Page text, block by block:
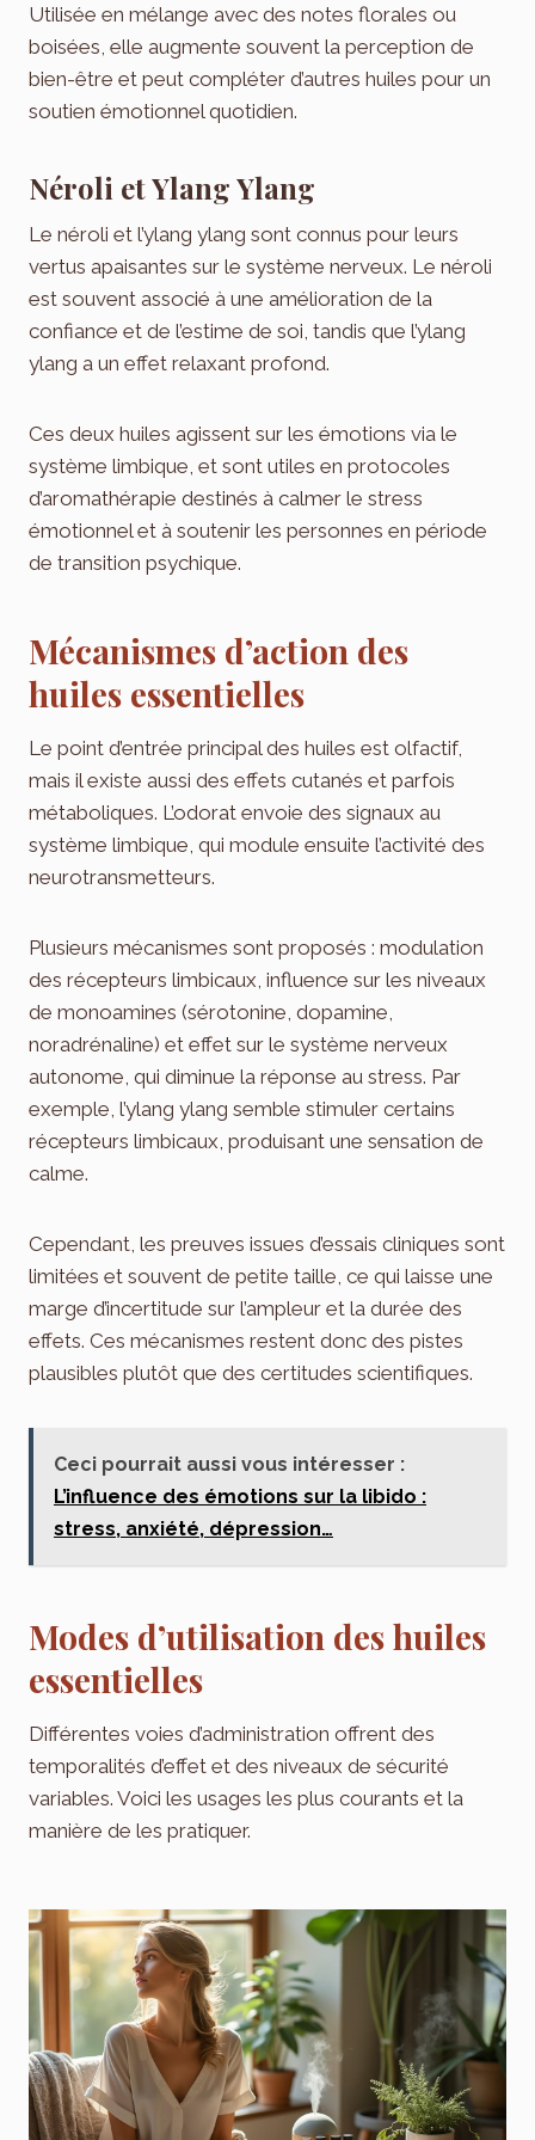
Utilisée en mélange avec des notes florales ou
boisées, elle augmente souvent la perception de
bien-être et peut compléter d’autres huiles pour un
soutien émotionnel quotidien.
Néroli et Ylang Ylang
Le néroli et l’ylang ylang sont connus pour leurs
vertus apaisantes sur le système nerveux. Le néroli
est souvent associé à une amélioration de la
confiance et de l’estime de soi, tandis que l’ylang
ylang a un effet relaxant profond.
Ces deux huiles agissent sur les émotions via le
système limbique, et sont utiles en protocoles
d’aromathérapie destinés à calmer le stress
émotionnel et à soutenir les personnes en période
de transition psychique.
Mécanismes d’action des
huiles essentielles
Le point d’entrée principal des huiles est olfactif,
mais il existe aussi des effets cutanés et parfois
métaboliques. L’odorat envoie des signaux au
système limbique, qui module ensuite l’activité des
neurotransmetteurs.
Plusieurs mécanismes sont proposés : modulation
des récepteurs limbicaux, influence sur les niveaux
de monoamines (sérotonine, dopamine,
noradrénaline) et effet sur le système nerveux
autonome, qui diminue la réponse au stress. Par
exemple, l’ylang ylang semble stimuler certains
récepteurs limbicaux, produisant une sensation de
calme.
Cependant, les preuves issues d’essais cliniques sont
limitées et souvent de petite taille, ce qui laisse une
marge d’incertitude sur l’ampleur et la durée des
effets. Ces mécanismes restent donc des pistes
plausibles plutôt que des certitudes scientifiques.
Ceci pourrait aussi vous intéresser :
L’influence des émotions sur la libido :
stress, anxiété, dépression…
Modes d’utilisation des huiles
essentielles
Différentes voies d’administration offrent des
temporalités d’effet et des niveaux de sécurité
variables. Voici les usages les plus courants et la
manière de les pratiquer.